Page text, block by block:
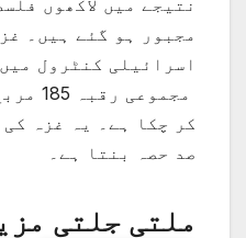
مجبور ہو گئے ہیں۔
اسرائیلی کنٹرول
صد حصہ بنتا ہے۔
ملتی جلتی